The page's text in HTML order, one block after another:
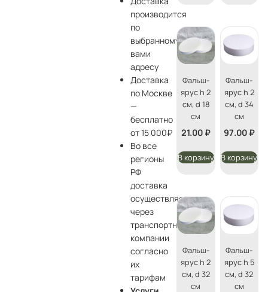
производится
по
выбранному
вами
адресу
Доставка
по Москве
—
бесплатно
от 15 000₽
Во все
регионы
РФ
доставка
осуществляется
через
транспортные
компании
согласно
их
тарифам
Фальш-
ярус h 2
см, d 18
см
21.00 ₽
В корзину
Фальш-
ярус h 2
см, d 34
см
97.00 ₽
В корзину
Фальш-
ярус h 2
см, d 32
см
Фальш-
ярус h 5
см, d 32
см